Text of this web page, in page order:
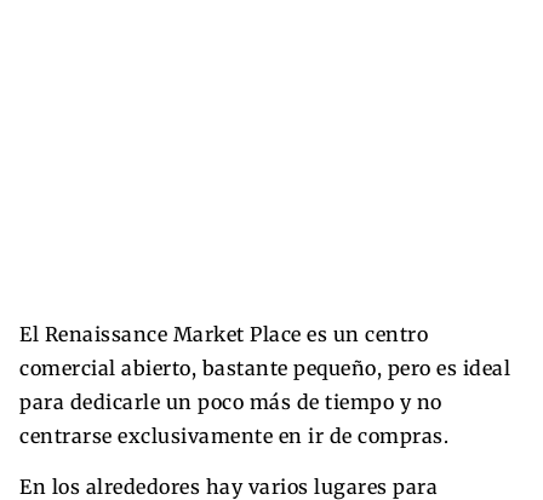
El Renaissance Market Place es un centro
comercial abierto, bastante pequeño, pero es ideal
para dedicarle un poco más de tiempo y no
centrarse exclusivamente en ir de compras.
En los alrededores hay varios lugares para